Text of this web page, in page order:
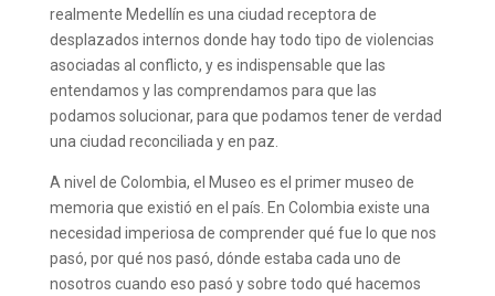
realmente Medellín es una ciudad receptora de
desplazados internos donde hay todo tipo de violencias
asociadas al conflicto, y es indispensable que las
entendamos y las comprendamos para que las
podamos solucionar, para que podamos tener de verdad
una ciudad reconciliada y en paz.
A nivel de Colombia, el Museo es el primer museo de
memoria que existió en el país. En Colombia existe una
necesidad imperiosa de comprender qué fue lo que nos
pasó, por qué nos pasó, dónde estaba cada uno de
nosotros cuando eso pasó y sobre todo qué hacemos